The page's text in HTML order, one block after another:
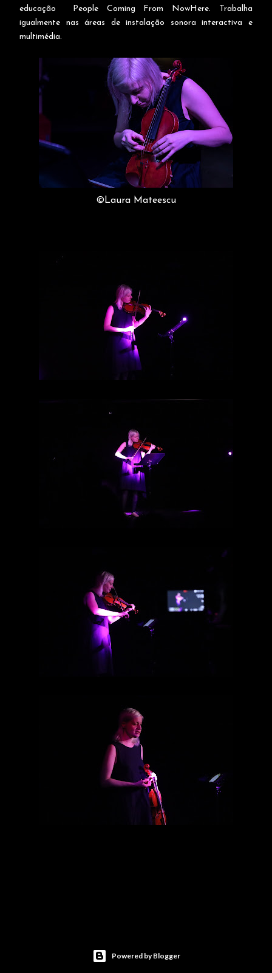
educação People Coming From NowHere. Trabalha
igualmente nas áreas de instalação sonora interactiva e
multimédia.
©Laura Mateescu
Powered by Blogger